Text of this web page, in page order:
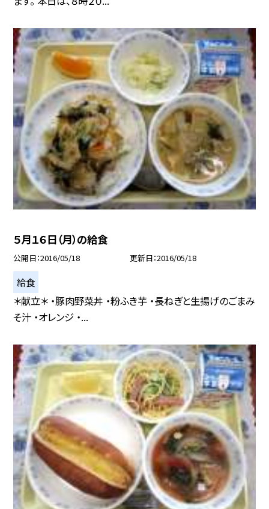
５月１６日（月）の給食
公開日 2016/05/18 更新日 2016/05/18
給食
＊献立＊ ・豚肉野菜丼 ・粉ふき芋 ・長ねぎと生揚げのごまみ
そ汁 ・オレンジ ・...